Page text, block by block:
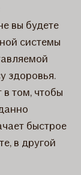
вы будете
системы
здоровья.
том, чтобы
быстрое
в другой